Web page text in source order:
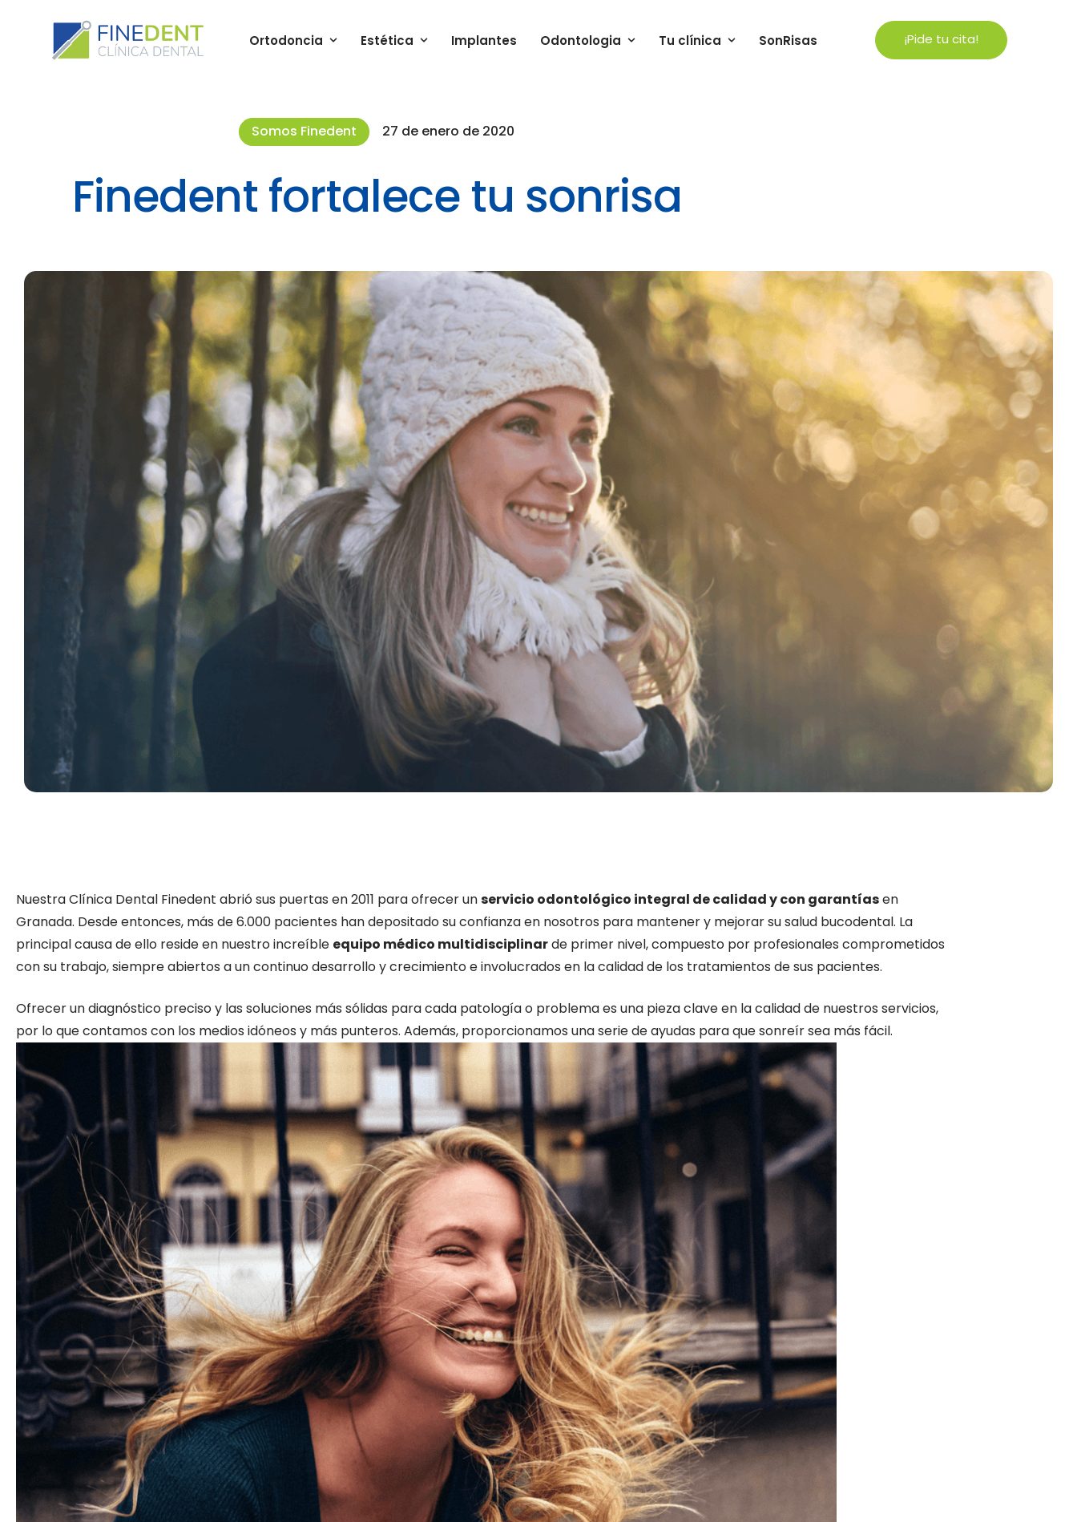
Ortodoncia Estética Implantes Odontologia Tu clínica SonRisas ¡Pide tu cita!
Somos Finedent 27 de enero de 2020
Finedent fortalece tu sonrisa
Nuestra Clínica Dental Finedent abrió sus puertas en 2011 para ofrecer unservicio odontológico integral de calidad y con garantíasen
Granada. Desde entonces, más de 6.000 pacientes han depositado su confianza en nosotros para mantener y mejorar su salud bucodental. La
principal causa de ello reside en nuestro increíble equipo médico multidisciplinarde primer nivel, compuesto por profesionales comprometidos
con su trabajo, siempre abiertos a un continuo desarrollo y crecimiento e involucrados en la calidad de los tratamientos de sus pacientes.
Ofrecer un diagnóstico preciso y las soluciones más sólidas para cada patología o problema es una pieza clave en la calidad de nuestros servicios,
por lo que contamos con los medios idóneos y más punteros. Además, proporcionamos una serie de ayudas para que sonreír sea más fácil.